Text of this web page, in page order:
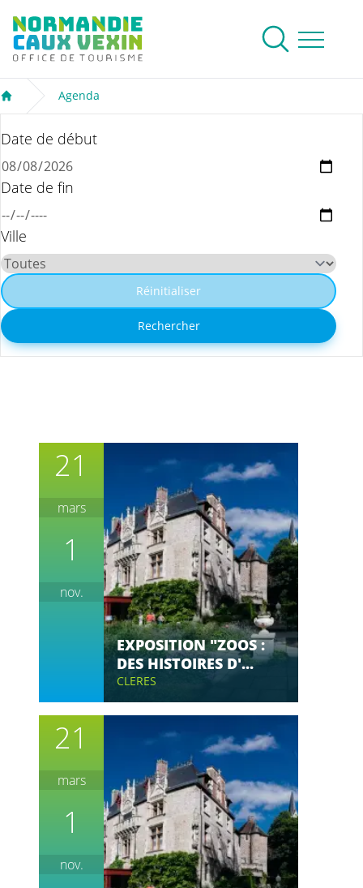
Normandie Caux Vexin
Ouvrir le
Rechercher
Accueil
Agenda
Date de début
Date de fin
Ville
Réinitialiser
Rechercher
21
mars
1
nov.
EXPOSITION "ZOOS :
DES HISTOIRES D'...
CLERES
21
mars
1
nov.